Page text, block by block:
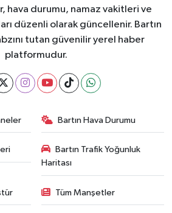
hava durumu, namaz vakitleri ve
düzenli olarak güncellenir. Bartın
tutan güvenilir yerel haber
platformudur.
Bartın Hava Durumu
Bartın Trafik Yoğunluk
Haritası
Tüm Manşetler